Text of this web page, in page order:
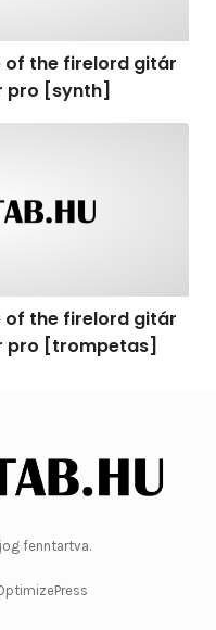
of the firelord gitár
pro [synth]
of the firelord gitár
pro [trompetas]
fenntartva.